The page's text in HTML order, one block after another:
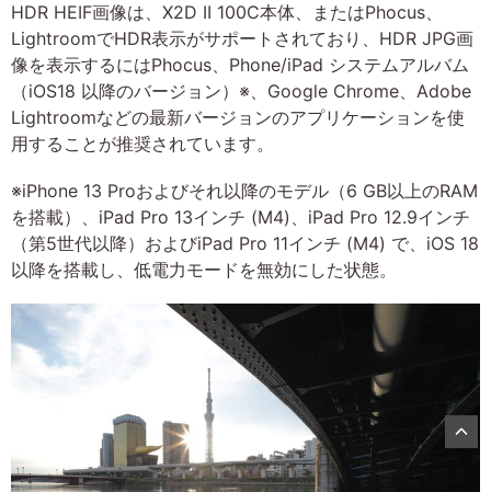
HDR HEIF画像は、X2D II 100C本体、またはPhocus、
LightroomでHDR表示がサポートされており、HDR JPG画
像を表示するにはPhocus、Phone/iPad システムアルバム
（iOS18 以降のバージョン）※、Google Chrome、Adobe
Lightroomなどの最新バージョンのアプリケーションを使
用することが推奨されています。
※iPhone 13 Proおよびそれ以降のモデル（6 GB以上のRAM
を搭載）、iPad Pro 13インチ (M4)、iPad Pro 12.9インチ
（第5世代以降）およびiPad Pro 11インチ (M4) で、iOS 18
以降を搭載し、低電力モードを無効にした状態。